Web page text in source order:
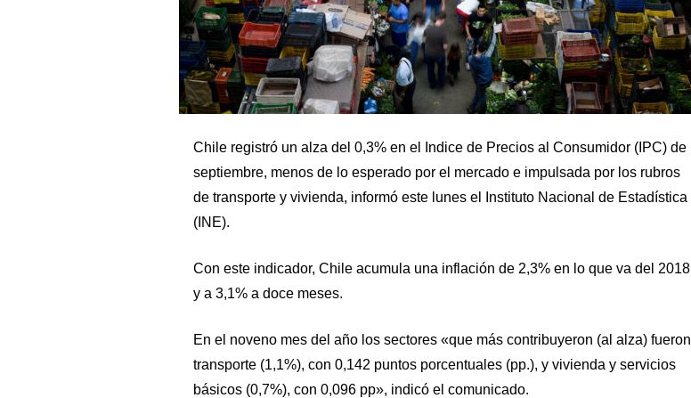
Chile registró un alza del 0,3% en el Indice de Precios al Consumidor (IPC) de
septiembre, menos de lo esperado por el mercado e impulsada por los rubros
de transporte y vivienda, informó este lunes el Instituto Nacional de Estadística
(INE).
Con este indicador, Chile acumula una inflación de 2,3% en lo que va del 2018
y a 3,1% a doce meses.
En el noveno mes del año los sectores «que más contribuyeron (al alza) fueron
transporte (1,1%), con 0,142 puntos porcentuales (pp.), y vivienda y servicios
básicos (0,7%), con 0,096 pp», indicó el comunicado.